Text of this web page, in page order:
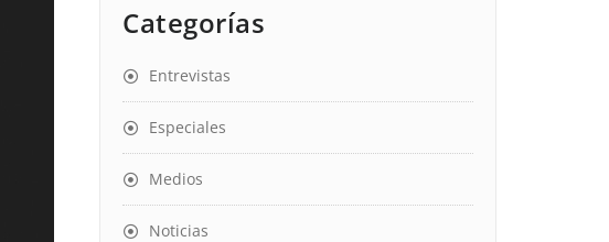
Categorías
Entrevistas
Especiales
Medios
Noticias